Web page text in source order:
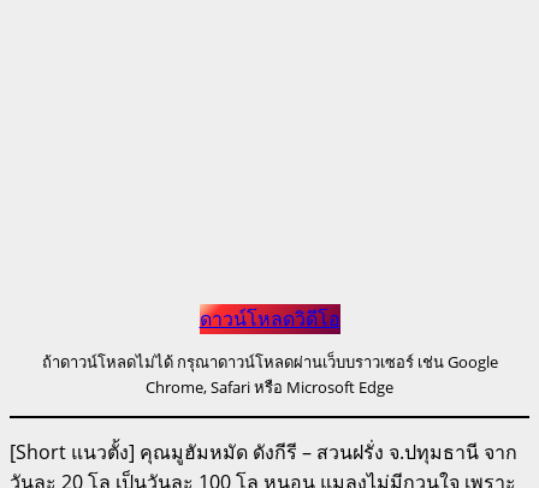
ดาวน์โหลดวิดีโอ
ถ้าดาวน์โหลดไม่ได้ กรุณาดาวน์โหลดผ่านเว็บบราวเซอร์ เช่น Google
Chrome, Safari หรือ Microsoft Edge
[Short แนวตั้ง] คุณมูฮัมหมัด ดังกีรี – สวนฝรั่ง จ.ปทุมธานี จาก
วันละ 20 โล เป็นวันละ 100 โล หนอน แมลงไม่มีกวนใจ เพราะ